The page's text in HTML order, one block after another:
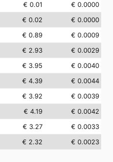
€ 0.01
€ 0.0000
€ 0.02
€ 0.0000
€ 0.89
€ 0.0009
€ 2.93
€ 0.0029
€ 3.95
€ 0.0040
€ 4.39
€ 0.0044
€ 3.92
€ 0.0039
€ 4.19
€ 0.0042
€ 3.27
€ 0.0033
€ 2.32 € 0.0023